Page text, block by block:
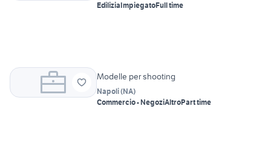
EdiliziaImpiegatoFull time
Modelle per shooting
Napoli(NA)
Commercio - NegoziAltroPart time